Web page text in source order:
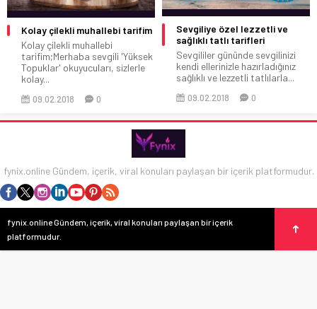
Kolay çilekli muhallebi tarifim
Kolay çilekli muhallebi
tarifim;Merhaba sevgili 'Yüksek
Topuklar' okuyucuları, sizlerle
kolay...
09.02.2018 0
Sevgiliye özel lezzetli ve
sağlıklı tatlı tarifleri
Sevgililer gününde sevgilinizi
kendi ellerinizle hazırladığınız
sağlıklı ve lezzetli tatlılarla...
09.02.2018 0
fynix.online Gündem, içerik, viral konuları paylaşan bir içerik platformudur.
fynix.online Gündem, içerik, viral konuları paylaşan bir içerik
platformudur.